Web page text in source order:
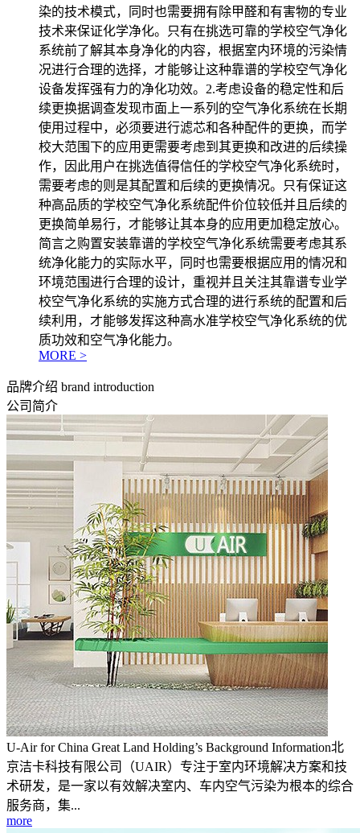
染的技术模式，同时也需要拥有除甲醛和有害物的专业
技术来保证化学净化。只有在挑选可靠的学校空气净化
系统前了解其本身净化的内容，根据室内环境的污染情
况进行合理的选择，才能够让这种靠谱的学校空气净化
设备发挥强有力的净化功效。2.考虑设备的稳定性和后
续更换据调查发现市面上一系列的空气净化系统在长期
使用过程中，必须要进行滤芯和各种配件的更换，而学
校大范围下的应用更需要考虑到其更换和改进的后续操
作，因此用户在挑选值得信任的学校空气净化系统时，
需要考虑的则是其配置和后续的更换情况。只有保证这
种高品质的学校空气净化系统配件价位较低并且后续的
更换简单易行，才能够让其本身的应用更加稳定放心。
简言之购置安装靠谱的学校空气净化系统需要考虑其系
统净化能力的实际水平，同时也需要根据应用的情况和
环境范围进行合理的设计，重视并且关注其靠谱专业学
校空气净化系统的实施方式合理的进行系统的配置和后
续利用，才能够发挥这种高水准学校空气净化系统的优
质功效和空气净化能力。
MORE >
品牌介绍 brand introduction
公司简介
U-Air for China Great Land Holding’s Background Information北
京洁卡科技有限公司（UAIR）专注于室内环境解决方案和技
术研发，是一家以有效解决室内、车内空气污染为根本的综合
服务商，集...
more